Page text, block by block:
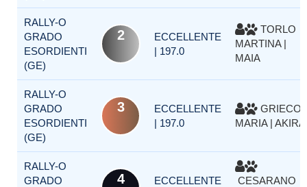
RALLY-O
GRADO
ESORDIENTI
(GE)
2
ECCELLENTE
| 197.0
TORLO
MARTINA |
MAIA
RALLY-O
GRADO
ESORDIENTI
(GE)
3
ECCELLENTE
| 197.0
GRIECO
MARIA | AKIRA
RALLY-O
GRADO
4
ECCELLENTE
CESARANO